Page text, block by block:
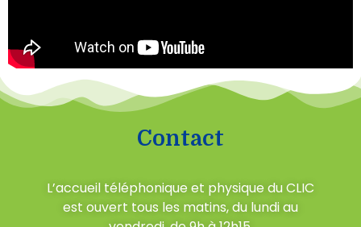
Contact
L’accueil téléphonique et physique du CLIC
est ouvert tous les matins, du lundi au